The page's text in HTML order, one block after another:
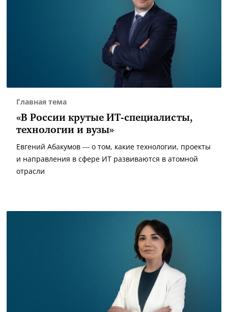
Главная тема
«В России крутые ИТ-специалисты,
технологии и вузы»
Евгений Абакумов — о том, какие технологии, проекты
и направления в сфере ИТ развиваются в атомной
отрасли